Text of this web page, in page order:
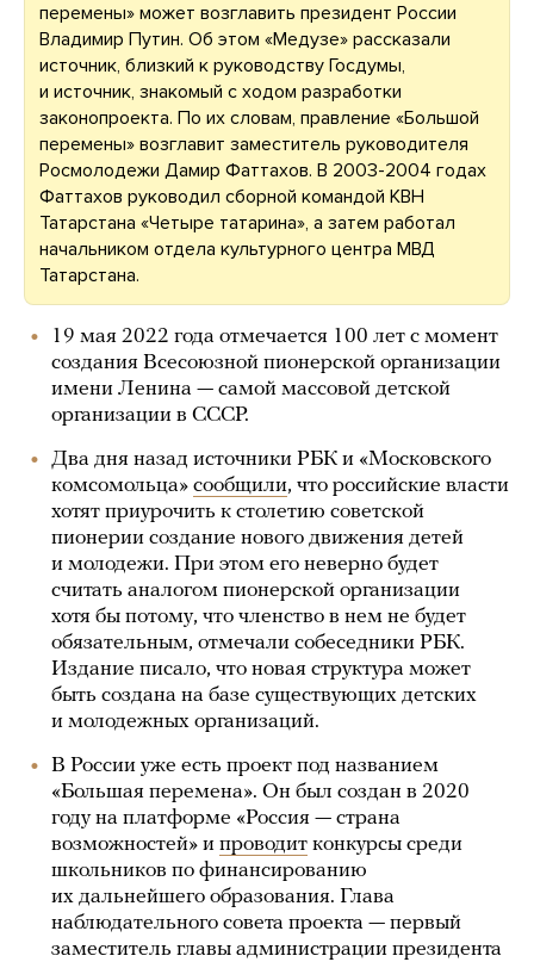
перемены» может возглавить президент России
Владимир Путин. Об этом «Медузе» рассказали
источник, близкий к руководству Госдумы,
и источник, знакомый с ходом разработки
законопроекта. По их словам, правление «Большой
перемены» возглавит заместитель руководителя
Росмолодежи Дамир Фаттахов. В 2003-2004 годах
Фаттахов руководил сборной командой КВН
Татарстана «Четыре татарина», а затем работал
начальником отдела культурного центра МВД
Татарстана.
19 мая 2022 года отмечается 100 лет с момент
создания Всесоюзной пионерской организации
имени Ленина — самой массовой детской
организации в СССР.
Два дня назад источники РБК и «Московского
комсомольца» сообщили, что российские власти
хотят приурочить к столетию советской
пионерии создание нового движения детей
и молодежи. При этом его неверно будет
считать аналогом пионерской организации
хотя бы потому, что членство в нем не будет
обязательным, отмечали собеседники РБК.
Издание писало, что новая структура может
быть создана на базе существующих детских
и молодежных организаций.
В России уже есть проект под названием
«Большая перемена». Он был создан в 2020
году на платформе «Россия — страна
возможностей» и проводит конкурсы среди
школьников по финансированию
их дальнейшего образования. Глава
наблюдательного совета проекта — первый
заместитель главы администрации президента